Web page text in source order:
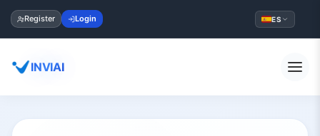
Register Login ES
INVIAI